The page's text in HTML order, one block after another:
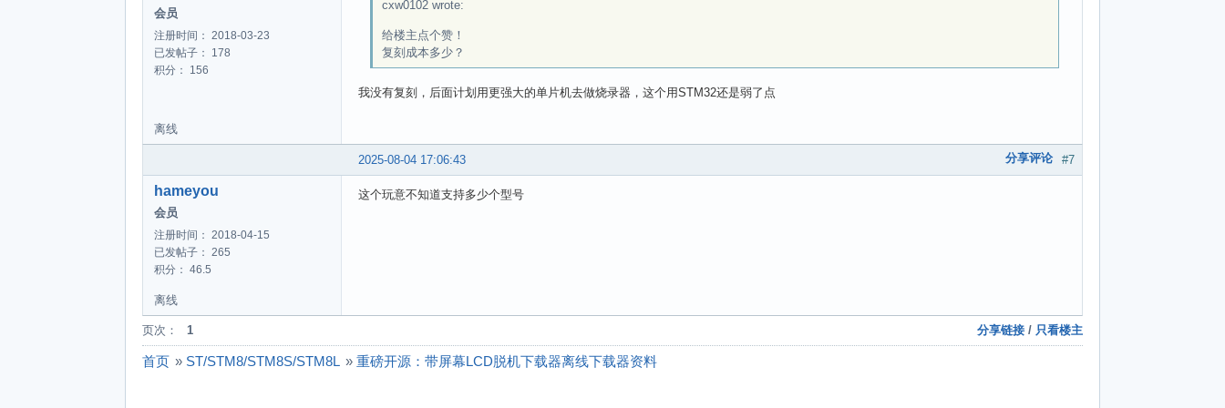
会员
注册时间： 2018-03-23
已发帖子： 178
积分： 156
cxw0102 wrote:
给楼主点个赞！
复刻成本多少？
我没有复刻，后面计划用更强大的单片机去做烧录器，这个用STM32还是弱了点
离线
#7
2025-08-04 17:06:43 分享评论
hameyou
会员
注册时间： 2018-04-15
已发帖子： 265
积分： 46.5
这个玩意不知道支持多少个型号
离线
页次： 1 分享链接 / 只看楼主
首页 » ST/STM8/STM8S/STM8L » 重磅开源：带屏幕LCD脱机下载器离线下载器资料